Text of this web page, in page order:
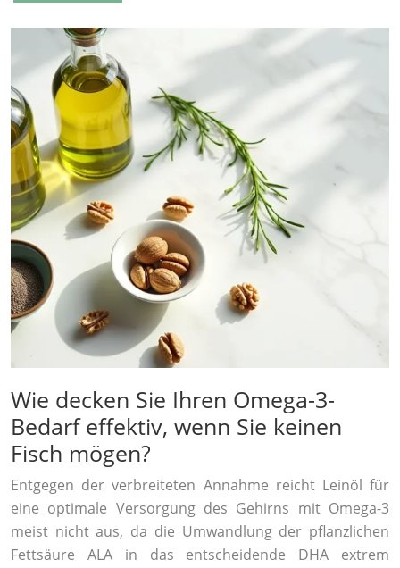
Wie decken Sie Ihren Omega-3-
Bedarf effektiv, wenn Sie keinen
Fisch mögen?
Entgegen der verbreiteten Annahme reicht Leinöl für
eine optimale Versorgung des Gehirns mit Omega-3
meist nicht aus, da die Umwandlung der pflanzlichen
Fettsäure ALA in das entscheidende DHA extrem